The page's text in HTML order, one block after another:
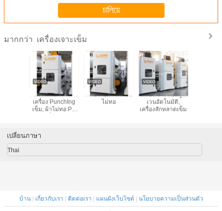
চালিয়ে
มากกว่า เครื่องเจาะเข็ม
Felt ความเร็วกลาง
เครื่อง PunchIng
เข็ม, ผ้าไม่ทอ PP
เครื่องทอผ้าถักแบบ
ไม่ทอ
เครื่องเจาะนอนวูฟ
เวนอัตโนมัติ,
เครื่องสักหลาดเข็ม
เปลี่ยนภาษา
Thai
บ้าน| เกี่ยวกับเรา | ติดต่อเรา | แผนผังเว็บไซต์ | นโยบายความเป็นส่วนตัว